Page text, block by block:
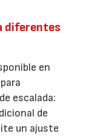
diferentes
en
escalada:
de
un ajuste